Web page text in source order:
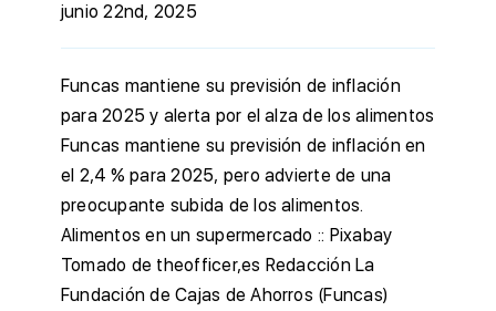
junio 22nd, 2025
Funcas mantiene su previsión de inflación
para 2025 y alerta por el alza de los alimentos
Funcas mantiene su previsión de inflación en
el 2,4 % para 2025, pero advierte de una
preocupante subida de los alimentos.
Alimentos en un supermercado :: Pixabay
Tomado de theofficer,es Redacción La
Fundación de Cajas de Ahorros (Funcas)